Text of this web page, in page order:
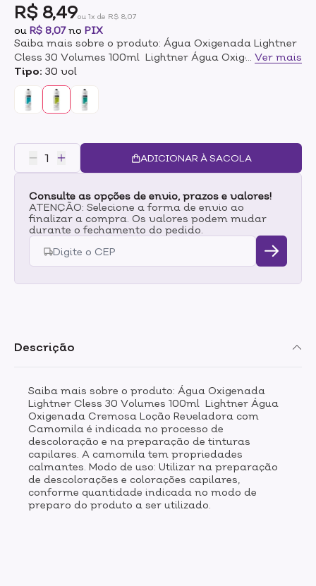
R$ 8,49ou 1x de R$ 8,07
ou R$ 8,07no PIX
Saiba mais sobre o produto: Água Oxigenada Lightner
Cless 30 Volumes 100ml Lightner Água Oxigenada
Cremosa Loção Reveladora com Camomila é indicada
no processo de descoloração e na preparação de
tinturas capilares. A camomila tem propriedades
calmantes. Modo de uso: Utilizar na preparação de
quantidade indicada no modo de preparo do produto
a ser utilizado.
Ver mais
Tipo: 30 vol
ADICIONAR À SACOLA
Consulte as opções de envio, prazos e valores!
ATENÇÃO: Selecione a forma de envio ao
finalizar a compra. Os valores podem mudar
durante o fechamento do pedido.
Descrição
Saiba mais sobre o produto: Água Oxigenada
Lightner Cless 30 Volumes 100ml Lightner Água
Oxigenada Cremosa Loção Reveladora com
Camomila é indicada no processo de
descoloração e na preparação de tinturas
capilares. A camomila tem propriedades
calmantes. Modo de uso: Utilizar na preparação
de descolorações e colorações capilares,
conforme quantidade indicada no modo de
preparo do produto a ser utilizado.